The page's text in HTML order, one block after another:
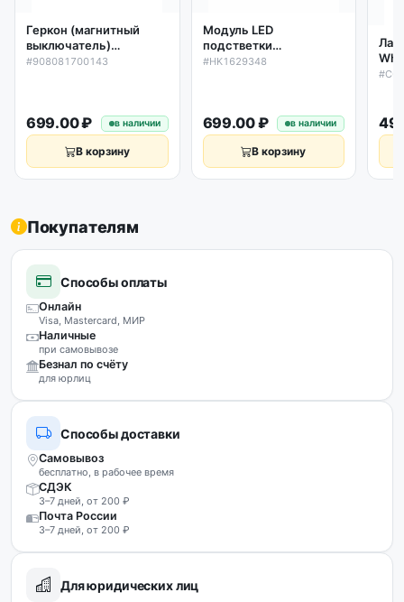
Геркон (магнитный
выключатель)
холодильника Атлант
#908081700143
699.00 ₽ в наличии
В корзину
Модуль LED
подстветки
холодильника Gorenje,
#HK1629348
699.00 ₽ в наличии
В корзину
Покупателям
Способы оплаты
Онлайн
Visa, Mastercard, МИР
Наличные
при самовывозе
Безнал по счёту
для юрлиц
Способы доставки
Самовывоз
бесплатно, в рабочее время
СДЭК
3–7 дней, от 200 ₽
Почта России
3–7 дней, от 200 ₽
Для юридических лиц